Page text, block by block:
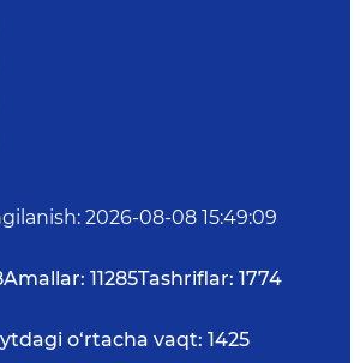
: 2026-08-08 15:49:09
Amallar: 11285Tashriflar: 1774
o‘rtacha vaqt: 1425